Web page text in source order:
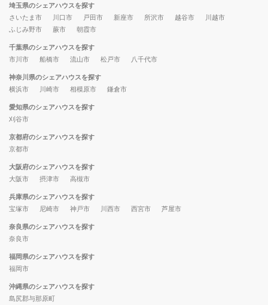
埼玉県のシェアハウスを探す
さいたま市
川口市 戸田市 新座市 所沢市 越谷市
川越市
ふじみ野市
蕨市 朝霞市
千葉県のシェアハウスを探す
市川市
船橋市 流山市 松戸市 八千代市
神奈川県のシェアハウスを探す
横浜市
川崎市 相模原市 鎌倉市
愛知県のシェアハウスを探す
刈谷市
京都府のシェアハウスを探す
京都市
大阪府のシェアハウスを探す
大阪市
摂津市 高槻市
兵庫県のシェアハウスを探す
宝塚市
尼崎市 神戸市 川西市 西宮市 芦屋市
奈良県のシェアハウスを探す
奈良市
福岡県のシェアハウスを探す
福岡市
沖縄県のシェアハウスを探す
島尻郡与那原町